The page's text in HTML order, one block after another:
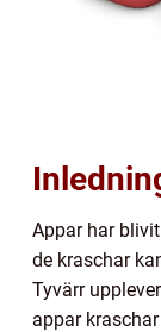
Appar har
de kraschar
Tyvärr
appar